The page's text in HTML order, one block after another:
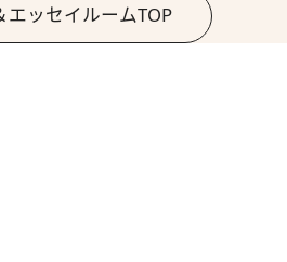
エッセイルームTOP